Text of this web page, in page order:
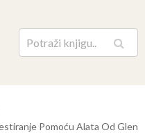
Pretraga
Pomoću Alata Od Glen